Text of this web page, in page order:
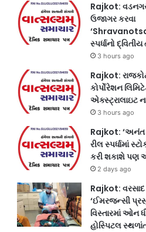
Rajkot:
ઉજાગર કરવા
સ્પર્ધાનો
3 hours ago
Rajkot:
કોર્પોરેશન
એક્સ્ટ્રાલાઇટ
3 hours ago
Rajkot: ‘અનંત
રીલ સ્પર્ધામાં
કરી શકાશે પણ
2 days ago
Rajkot:
‘ઈમરજન્સી
વિસ્તારમાં ઓન
હોસ્પિટલ